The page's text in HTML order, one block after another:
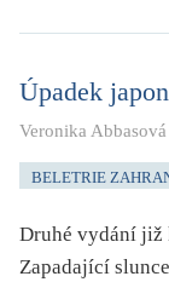
Úpadek
Veronika Abbasová
BELETRIE
Druhé vydání již
Zapadající